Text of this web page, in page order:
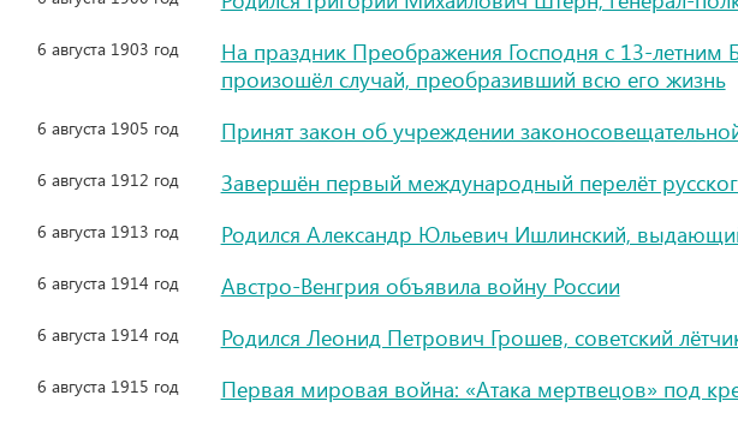
6 августа 1903 год
На праздник Преображения Господня с 13-летним
произошёл случай, преобразивший всю его жизнь
6 августа 1905 год Принят закон об учреждении
6 августа 1912 год Завершён первый международный перелёт
6 августа 1913 год Родился Александр Юльевич Ишлинский,
6 августа 1914 год Австро-Венгрия объявила войну России
6 августа 1914 год Родился Леонид Петрович Грошев, советский
6 августа 1915 год Первая мировая война: «Атака мертвецов» под